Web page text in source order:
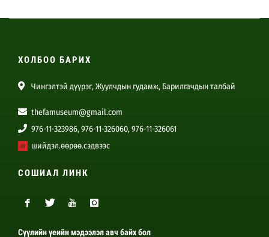
ХОЛБОО БАРИХ
Чингэлтэй дүүрэг, Жуулчдын гудамж, Барилгачдын талбай
thefamuseum@gmail.com
976-11-323986, 976-11-326060, 976-11-326061
шийдэл.өөрөө.сэдвээс
СОШИАЛ ЛИНК
Сүүлийн үеийн мэдээлэл авч байх бол